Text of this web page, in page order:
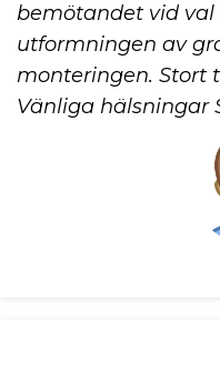
bemötandet vid val
utformningen av
monteringen. Stort
Vänliga hälsningar